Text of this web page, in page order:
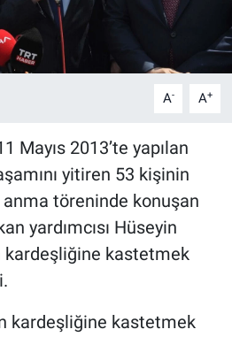
A- A+
Mayıs 2013’te yapılan
yitiren 53 kişinin
anma töreninde konuşan
yardımcısı Hüseyin
kardeşliğine kastetmek
kardeşliğine kastetmek